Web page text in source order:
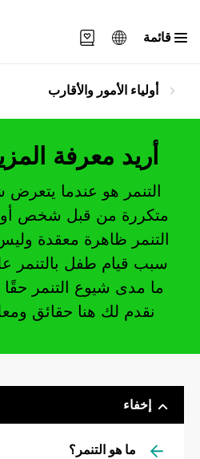
Svenska
قائمة
أولياء الأمور والأقارب
أريد معرفة
التنمر هو عندما
متكررة من قبل شخص أو
التنمر ظاهرة معقدة
سبب قيام طفل بالتنمر
ما مدى شيوع التنمر
نقدم لك هنا حقائق
إخفاء
ما هو التنمر؟